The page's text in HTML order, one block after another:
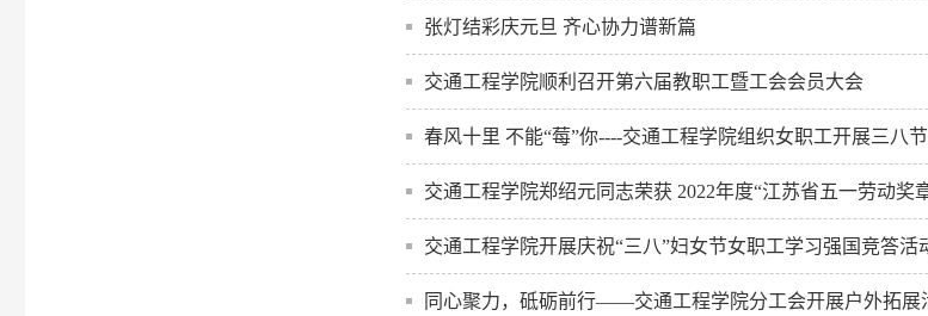
张灯结彩庆元旦 齐心协力谱新篇
交通工程学院顺利召开第六届教职工暨工会会员大会
春风十里 不能“莓”你----交通工程学院组织女职工开展三八
交通工程学院郑绍元同志荣获 2022年度“江苏省五一劳动奖
交通工程学院开展庆祝“三八”妇女节女职工学习强国竞答活
同心聚力，砥砺前行——交通工程学院分工会开展户外拓展